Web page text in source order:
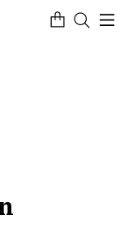
Artikel
im
Warenkorb